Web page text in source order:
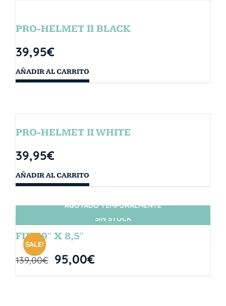
PRO-HELMET II BLACK
39,95€
AÑADIR AL CARRITO
PRO-HELMET II WHITE
39,95€
AÑADIR AL CARRITO
SIN STOCK
SALE!
AGOTADO TEMPORALMENTE
FIJI 29″ X 8,5″
139,00€ 95,00€